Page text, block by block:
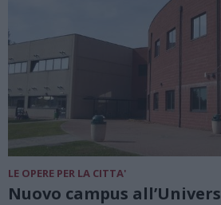
LE OPERE PER LA CITTA'
Nuovo campus